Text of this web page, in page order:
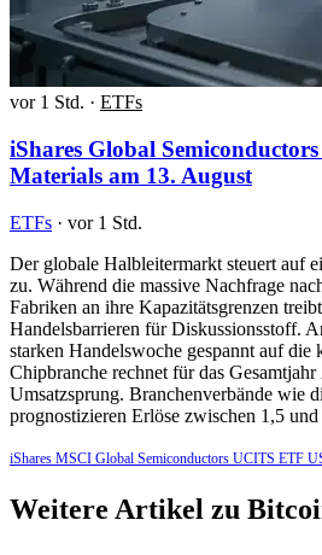
vor 1 Std. · ETFs
iShares Global
Materials am 13. August
ETFs · vor 1 Std.
Der globale Halbleitermarkt steuert auf
zu. Während die massive Nachfrage
Fabriken an ihre Kapazitätsgrenzen
Handelsbarrieren für Diskussionsstoff.
starken Handelswoche gespannt auf die
Chipbranche rechnet für das
Umsatzsprung. Branchenverbände wie
prognostizieren Erlöse zwischen 1,5
iShares MSCI Global Semiconductors UCITS ETF
Weitere Artikel zu